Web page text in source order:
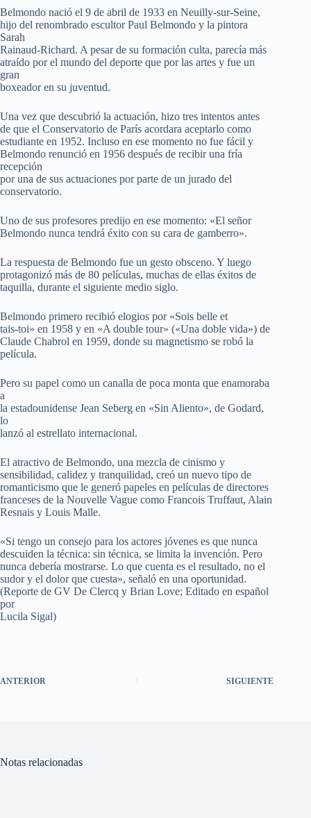
Belmondo nació el 9 de abril de 1933 en Neuilly-sur-Seine,
hijo del renombrado escultor Paul Belmondo y la pintora
Sarah
Rainaud-Richard. A pesar de su formación culta, parecía más
atraído por el mundo del deporte que por las artes y fue un
gran
boxeador en su juventud.
Una vez que descubrió la actuación, hizo tres intentos antes
de que el Conservatorio de París acordara aceptarlo como
estudiante en 1952. Incluso en ese momento no fue fácil y
Belmondo renunció en 1956 después de recibir una fría
recepción
por una de sus actuaciones por parte de un jurado del
conservatorio.
Uno de sus profesores predijo en ese momento: «El señor
Belmondo nunca tendrá éxito con su cara de gamberro».
La respuesta de Belmondo fue un gesto obsceno. Y luego
protagonizó más de 80 películas, muchas de ellas éxitos de
taquilla, durante el siguiente medio siglo.
Belmondo primero recibió elogios por «Sois belle et
tais-toi» en 1958 y en «A double tour» («Una doble vida») de
Claude Chabrol en 1959, donde su magnetismo se robó la
película.
Pero su papel como un canalla de poca monta que enamoraba
a
la estadounidense Jean Seberg en «Sin Aliento», de Godard,
lo
lanzó al estrellato internacional.
El atractivo de Belmondo, una mezcla de cinismo y
sensibilidad, calidez y tranquilidad, creó un nuevo tipo de
romanticismo que le generó papeles en películas de directores
franceses de la Nouvelle Vague como Francois Truffaut, Alain
Resnais y Louis Malle.
«Si tengo un consejo para los actores jóvenes es que nunca
descuiden la técnica: sin técnica, se limita la invención. Pero
nunca debería mostrarse. Lo que cuenta es el resultado, no el
sudor y el dolor que cuesta», señaló en una oportunidad.
(Reporte de GV De Clercq y Brian Love; Editado en español
por
Lucila Sigal)
ANTERIOR SIGUIENTE
Notas relacionadas